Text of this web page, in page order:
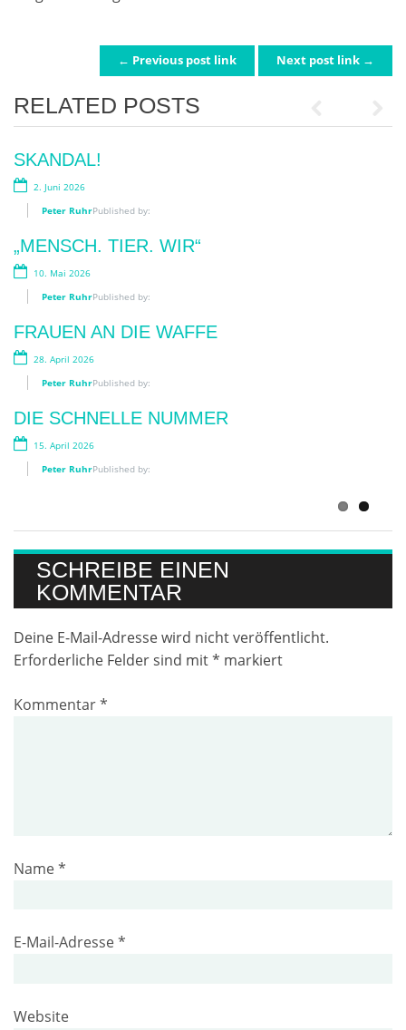
POST NAVIGATION
← Previous post link Next post link →
RELATED POSTS
„BIMBI EDUCATI“!
29. Juli 2026
Published by:
Peter Ruhr
BLUMENZAUBER AN DER OOS:
BLOOM-APP? BLOOM UP!
LESEN IM SCHATTEN
WIRKLICH WICHTIG?
SKANDAL!
2. Juni 2026
Published by:
Peter Ruhr
„MENSCH. TIER. WIR“
10. Mai 2026
Published by:
Peter Ruhr
FRAUEN AN DIE WAFFE
28. April 2026
Published by:
Peter Ruhr
DIE SCHNELLE NUMMER
15. April 2026
Published by:
Peter Ruhr
SCHREIBE EINEN
KOMMENTAR
Deine E-Mail-Adresse wird nicht veröffentlicht.
Erforderliche Felder sind mit* markiert
Kommentar*
Name*
E-Mail-Adresse*
Website